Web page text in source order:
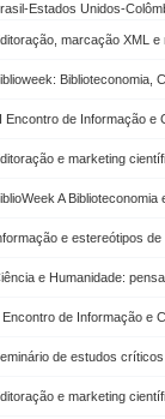
Estados Unidos-
marcação XML
Biblioteconomia,
Encontro de Informação e
e marketing
A
e estereótipos
e Humanidade:
Encontro de Informação e
de estudos
e marketing